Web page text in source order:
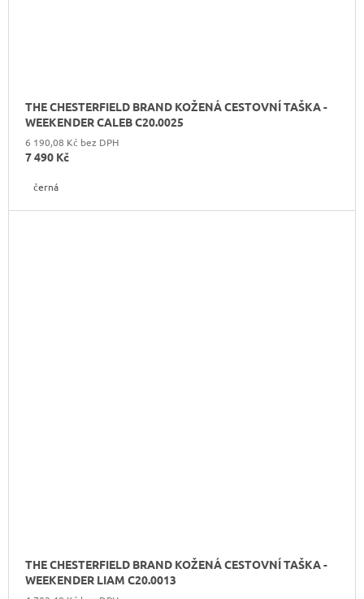
THE CHESTERFIELD BRAND KOŽENÁ CESTOVNÍ TAŠKA -
WEEKENDER CALEB C20.0025
6 190,08 Kč bez DPH
7 490 Kč
černá
THE CHESTERFIELD BRAND KOŽENÁ CESTOVNÍ TAŠKA -
WEEKENDER LIAM C20.0013